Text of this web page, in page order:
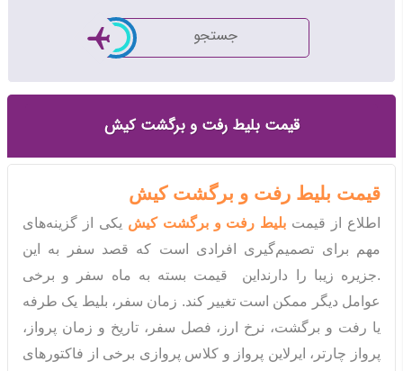
جستجو
قیمت بلیط رفت و برگشت کیش
قیمت بلیط رفت و برگشت کیش
اطلاع از قیمت بلیط رفت و برگشت کیش یکی از گزینه‌های
مهم برای تصمیم‌گیری افرادی است که قصد سفر به این
جزیره زیبا را دارند.
این
قیمت بسته به ماه‌ سفر و برخی
عوامل دیگر ممکن است تغییر کند. زمان سفر، بلیط یک طرفه
یا رفت و برگشت، نرخ ارز، فصل سفر، تاریخ و زمان پرواز،
پرواز چارتر، ایرلاین پرواز و کلاس پروازی برخی از فاکتورهای